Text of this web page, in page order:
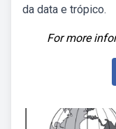
da data e trópico.
For more